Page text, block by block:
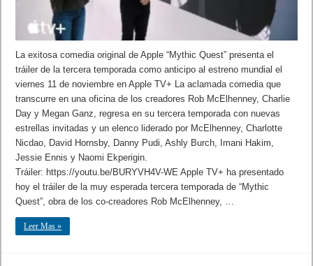
La exitosa comedia original de Apple “Mythic Quest” presenta el
tráiler de la tercera temporada como anticipo al estreno mundial el
viernes 11 de noviembre en Apple TV+ La aclamada comedia que
transcurre en una oficina de los creadores Rob McElhenney, Charlie
Day y Megan Ganz, regresa en su tercera temporada con nuevas
estrellas invitadas y un elenco liderado por McElhenney, Charlotte
Nicdao, David Hornsby, Danny Pudi, Ashly Burch, Imani Hakim,
Jessie Ennis y Naomi Ekperigin.
Tráiler: https://youtu.be/BURYVH4V-WE Apple TV+ ha presentado
hoy el tráiler de la muy esperada tercera temporada de “Mythic
Quest”, obra de los co-creadores Rob McElhenney, …
Leer Mas »